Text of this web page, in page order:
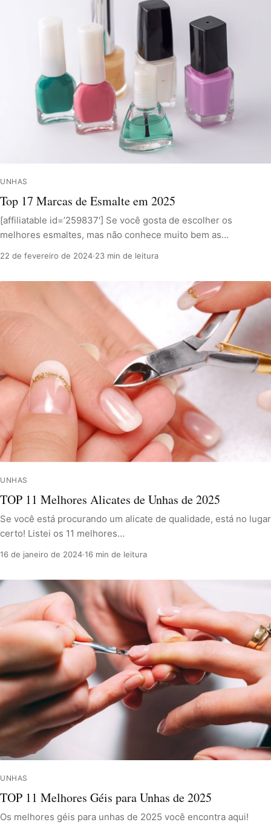
UNHAS
Top 17 Marcas de Esmalte em 2025
[affiliatable id=’259837′] Se você gosta de escolher os
melhores esmaltes, mas não conhece muito bem as…
22 de fevereiro de 2024·23 min de leitura
UNHAS
TOP 11 Melhores Alicates de Unhas de 2025
Se você está procurando um alicate de qualidade, está no lugar
certo! Listei os 11 melhores…
16 de janeiro de 2024·16 min de leitura
UNHAS
TOP 11 Melhores Géis para Unhas de 2025
Os melhores géis para unhas de 2025 você encontra aqui!